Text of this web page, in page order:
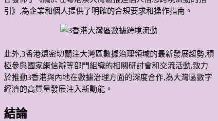
引》,為企業和個人提供了明確的合規要求和操作指南。
此外,3香港還密切關注大灣區數據治理領域的最新發展趨勢,積
極參與國家網信辦等部門組織的相關研討會和交流活動,致力
於推動3香港與內地在數據治理方面的深度合作,為大灣區數字
經濟的高質量發展注入新動能。
結論